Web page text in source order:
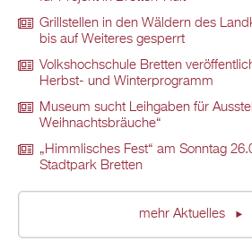
Grillstellen in den Wäldern des
bis auf Weiteres gesperrt
Volkshochschule Bretten
Herbst- und Winterprogramm
Museum sucht Leihgaben für
Weihnachtsbräuche“
„Himmlisches Fest“ am Sonntag
Stadtpark Bretten
mehr Aktuelles